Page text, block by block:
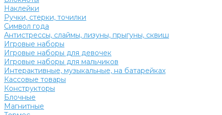
Наклейки
Ручки, стерки, точилки
Символ года
Антистрессы, слаймы, лизуны, прыгуны, сквиш
Игровые наборы
Игровые наборы для девочек
Игровые наборы для мальчиков
Интерактивные, музыкальные, на батарейках
Кассовые товары
Конструкторы
Блочные
Магнитные